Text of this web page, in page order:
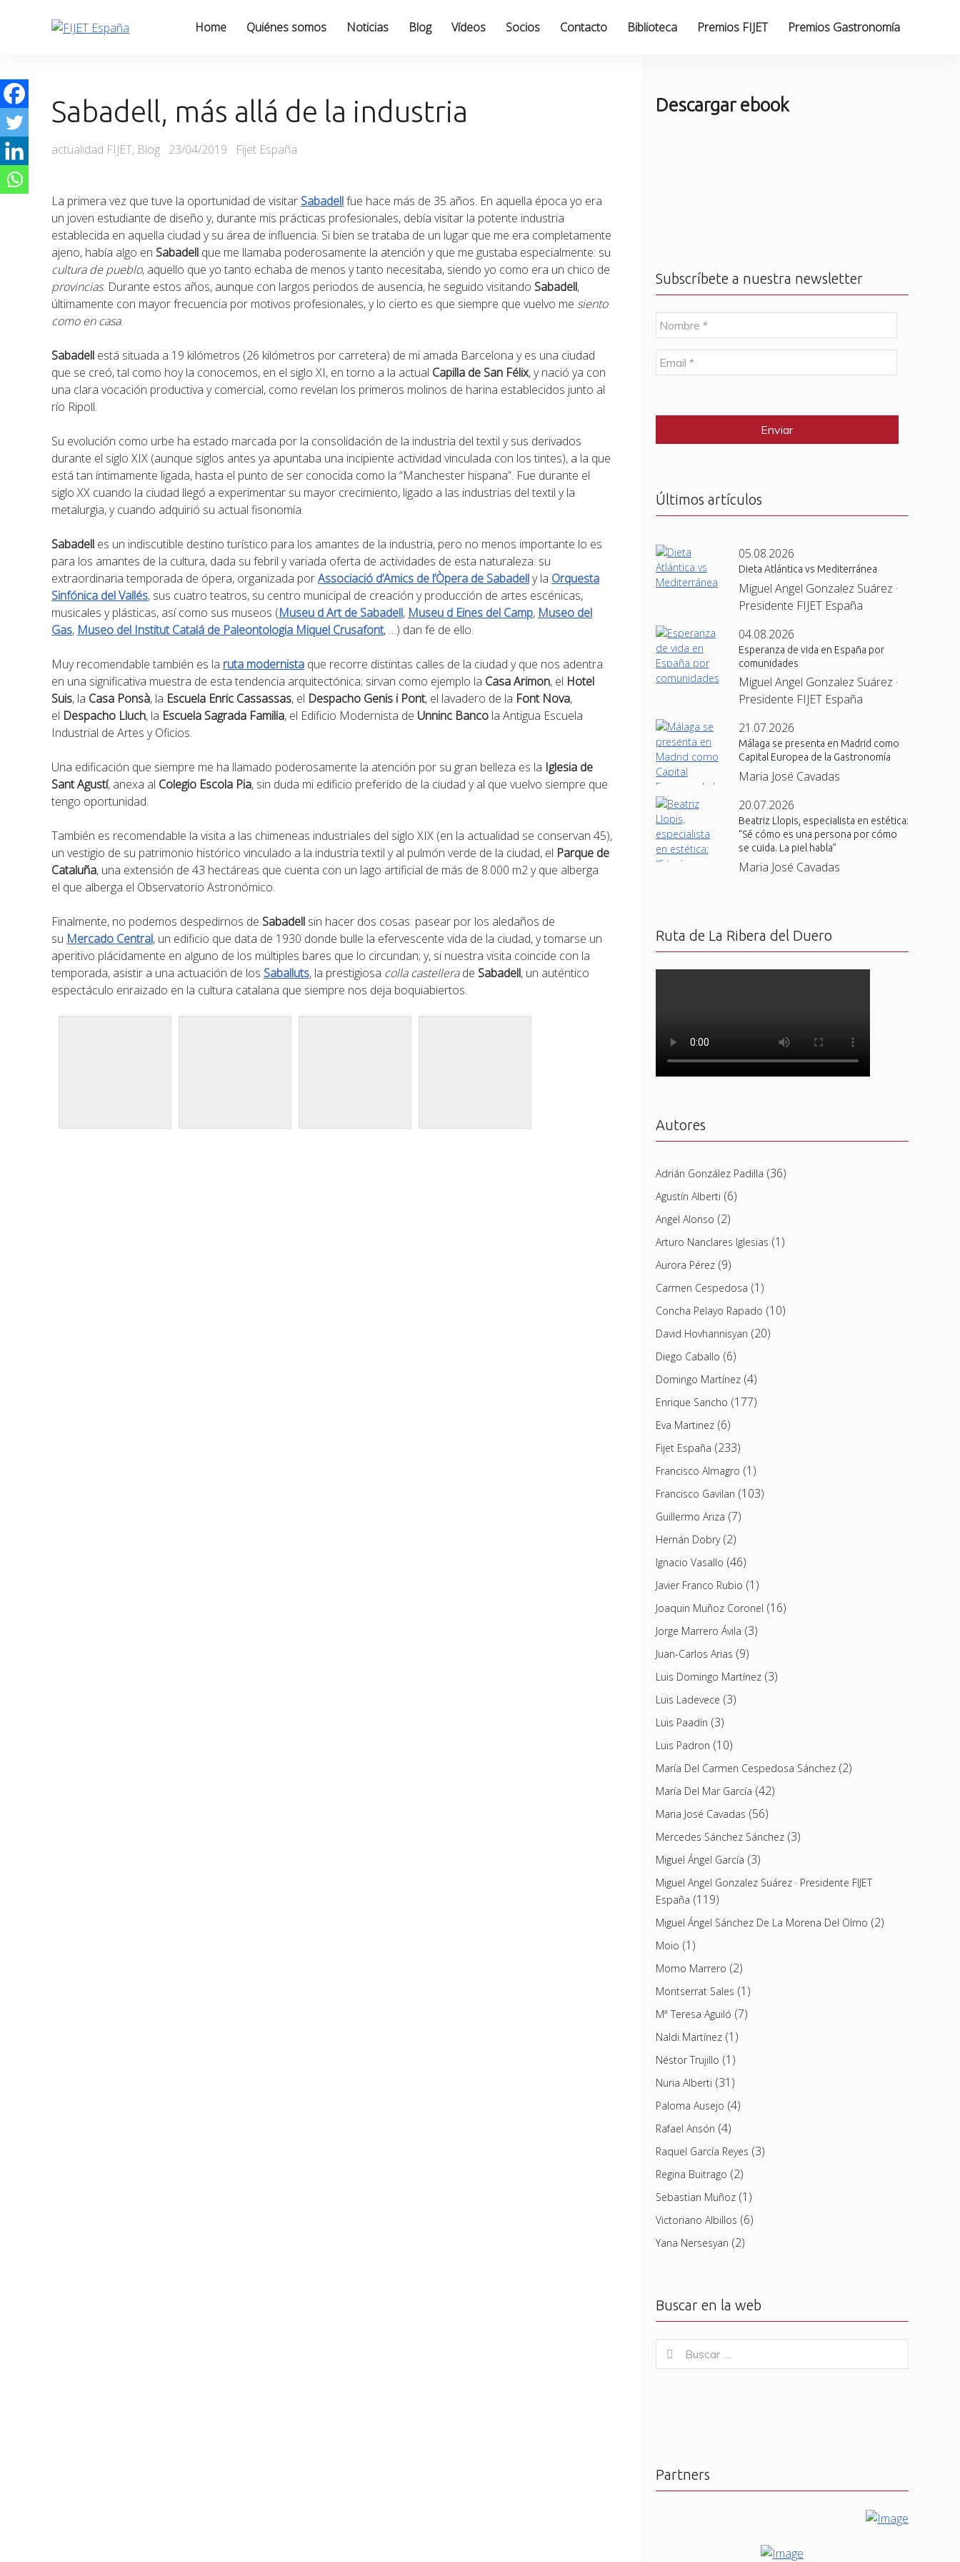
Home Quiénes somos Noticias Blog Vídeos Socios Contacto Biblioteca Premios FIJET Premios Gastronomía
Sabadell, más allá de la industria
Categories
actualidad FIJET, Blog Posted
23/04/2019 Fijet España
La primera vez que tuve la oportunidad de visitar Sabadellfue hace más de 35 años. En aquella época yo era
un joven estudiante de diseño y, durante mis prácticas profesionales, debía visitar la potente industria
establecida en aquella ciudad y su área de influencia. Si bien se trataba de un lugar que me era completamente
ajeno, había algo en Sabadell que me llamaba poderosamente la atención y que me gustaba especialmente: su
cultura de pueblo, aquello que yo tanto echaba de menos y tanto necesitaba, siendo yo como era un chico de
provincias. Durante estos años, aunque con largos periodos de ausencia, he seguido visitando Sabadell,
últimamente con mayor frecuencia por motivos profesionales, y lo cierto es que siempre que vuelvo me siento
como en casa.
Sabadell está situada a 19 kilómetros (26 kilómetros por carretera) de mi amada Barcelona y es una ciudad
que se creó, tal como hoy la conocemos, en el siglo XI, en torno a la actual Capilla de San Félix, y nació ya con
una clara vocación productiva y comercial, como revelan los primeros molinos de harina establecidos junto al
río Ripoll.
Su evolución como urbe ha estado marcada por la consolidación de la industria del textil y sus derivados
durante el siglo XIX (aunque siglos antes ya apuntaba una incipiente actividad vinculada con los tintes), a la que
está tan íntimamente ligada, hasta el punto de ser conocida como la “Manchester hispana”. Fue durante el
siglo XX cuando la ciudad llegó a experimentar su mayor crecimiento, ligado a las industrias del textil y la
metalurgia, y cuando adquirió su actual fisonomía.
Sabadell es un indiscutible destino turístico para los amantes de la industria, pero no menos importante lo es
para los amantes de la cultura, dada su febril y variada oferta de actividades de esta naturaleza: su
extraordinaria temporada de ópera, organizada porAssociació d’Amics de l’Òpera de Sabadelly la Orquesta
Sinfónica del Vallés, sus cuatro teatros, su centro municipal de creación y producción de artes escénicas,
musicales y plásticas, así como sus museos (Museu d Art de Sabadell, Museu d Eines del Camp, Museo del
Gas, Museo del Institut Catalá de Paleontologia Miquel Crusafont, …) dan fe de ello.
Muy recomendable también es la ruta modernista que recorre distintas calles de la ciudad y que nos adentra
en una significativa muestra de esta tendencia arquitectónica; sirvan como ejemplo la Casa Arimon, el Hotel
Suis, la Casa Ponsà, la Escuela Enric Cassassas, el Despacho Genis i Pont, el lavadero de la Font Nova,
el Despacho Lluch, la Escuela Sagrada Familia, el Edificio Modernista de Unninc Banco la Antigua Escuela
Industrial de Artes y Oficios.
Una edificación que siempre me ha llamado poderosamente la atención por su gran belleza es la Iglesia de
Sant Agustí, anexa al Colegio Escola Pia, sin duda mi edificio preferido de la ciudad y al que vuelvo siempre que
tengo oportunidad.
También es recomendable la visita a las chimeneas industriales del siglo XIX (en la actualidad se conservan 45),
un vestigio de su patrimonio histórico vinculado a la industria textil y al pulmón verde de la ciudad, el Parque de
Cataluña, una extensión de 43 hectáreas que cuenta con un lago artificial de más de 8.000 m2 y que alberga
el que alberga el Observatorio Astronómico.
Finalmente, no podemos despedirnos de Sabadell sin hacer dos cosas: pasear por los aledaños de
su Mercado Central, un edificio que data de 1930 donde bulle la efervescente vida de la ciudad, y tomarse un
aperitivo plácidamente en alguno de los múltiples bares que lo circundan; y, si nuestra visita coincide con la
temporada, asistir a una actuación de los Saballuts, la prestigiosa colla castellerade Sabadell, un auténtico
espectáculo enraizado en la cultura catalana que siempre nos deja boquiabiertos.
Descargar ebook
Subscríbete a nuestra newsletter
N
o
m
b
r
E
m
l
Últimos artículos
05.08.2026
Dieta Atlántica vs Mediterránea
Miguel Angel Gonzalez Suárez ·
Presidente FIJET España
04.08.2026
Esperanza de vida en España por
comunidades
Miguel Angel Gonzalez Suárez ·
Presidente FIJET España
21.07.2026
Málaga se presenta en Madrid como
Capital Europea de la Gastronomía
Maria José Cavadas
20.07.2026
Beatriz Llopis, especialista en estética:
“Sé cómo es una persona por cómo
se cuida. La piel habla”
Maria José Cavadas
Ruta de La Ribera del Duero
Autores
Adrián González Padilla (36)
Agustín Alberti (6)
Angel Alonso (2)
Arturo Nanclares Iglesias (1)
Aurora Pérez(9)
Carmen Cespedosa (1)
Concha Pelayo Rapado (10)
David Hovhannisyan (20)
Diego Caballo (6)
Domingo Martínez(4)
Enrique Sancho (177)
Eva Martinez(6)
Fijet España (233)
Francisco Almagro (1)
Francisco Gavilan (103)
Guillermo Ariza (7)
Hernán Dobry(2)
Ignacio Vasallo (46)
Javier Franco Rubio (1)
Joaquin Muñoz Coronel (16)
Jorge Marrero Ávila (3)
Juan-Carlos Arias (9)
Luis Domingo Martínez(3)
Luis Ladevece (3)
Luis Paadín (3)
Luis Padron (10)
María Del Carmen Cespedosa Sánchez(2)
María Del Mar García (42)
Maria José Cavadas (56)
Mercedes Sánchez Sánchez(3)
Miguel Ángel García (3)
Miguel Angel Gonzalez Suárez · Presidente FIJET
España (119)
Miguel Ángel Sánchez De La Morena Del Olmo (2)
Moio (1)
Momo Marrero (2)
Montserrat Sales (1)
Mª Teresa Aguiló (7)
Naldi Martínez(1)
Néstor Trujillo (1)
Nuria Alberti (31)
Paloma Ausejo (4)
Rafael Ansón (4)
Raquel García Reyes (3)
Regina Buitrago (2)
Sebastian Muñoz(1)
Victoriano Albillos (6)
Yana Nersesyan (2)
Buscar en la web
for:
Buscar
Partners